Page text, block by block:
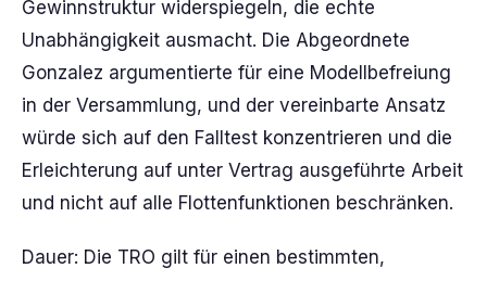
Gewinnstruktur widerspiegeln, die echte
Unabhängigkeit ausmacht. Die Abgeordnete
Gonzalez argumentierte für eine Modellbefreiung
in der Versammlung, und der vereinbarte Ansatz
würde sich auf den Falltest konzentrieren und die
Erleichterung auf unter Vertrag ausgeführte Arbeit
und nicht auf alle Flottenfunktionen beschränken.
Dauer: Die TRO gilt für einen bestimmten,